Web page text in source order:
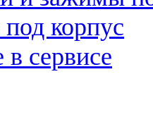
корпус
сервисе